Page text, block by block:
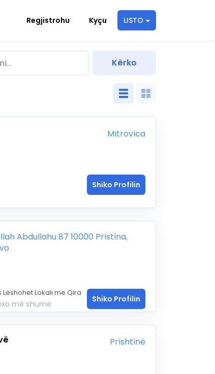
Regjistrohu Kyçu LISTO
Mitrovica
Shiko Profilin
Abdullahu 87 10000 Pristina,
Lokali me Qira
më shumë Shiko Profilin
Prishtinë